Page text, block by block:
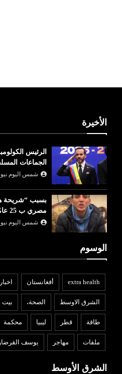
الأخيرة
الرئيس
الجماعات
شمس اليوم نيوز
بسبب “شريحة
مصري ب 25 عامًا
شمس اليوم نيوز
الوسوم
extra health أفغانستان
الشرق الاوسط الصحة، بيت
طاقة قطر ليبيا محكمة
ملفات مهاجر يوسف
الشرق الأوسط